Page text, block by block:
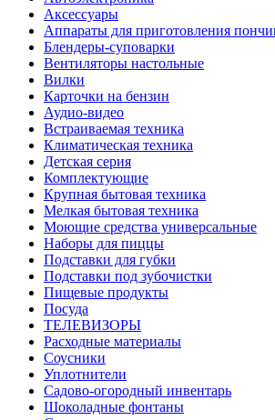
Аксессуары
Аппараты для приготовления
Блендеры-суповарки
Вентиляторы настольные
Вилки
Карточки на бензин
Аудио-видео
Встраиваемая техника
Климатическая техника
Детская серия
Комплектующие
Крупная бытовая техника
Мелкая бытовая техника
Моющие средства универсальные
Наборы для пиццы
Подставки для губки
Подставки под зубочистки
Пищевые продукты
Посуда
ТЕЛЕВИЗОРЫ
Расходные материалы
Соусники
Уплотнители
Садово-огородный инвентарь
Шоколадные фонтаны